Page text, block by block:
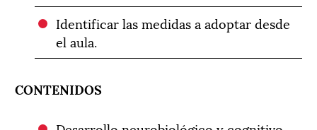
Identificar las medidas a adoptar desde
el aula.
CONTENIDOS